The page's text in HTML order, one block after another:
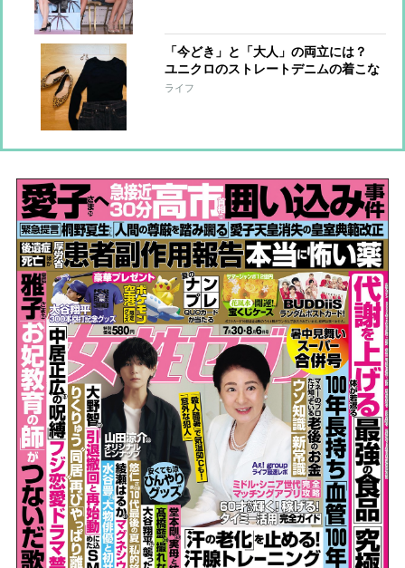
「今どき」と「大人」の両立には？
ユニクロのストレートデニムの着こな
し術【R50のファストファッション】
ライフ